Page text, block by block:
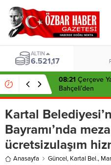
islami
chat
omegla
türk
sohbet
sohbet
dini
chat
ALTIN
6.521,17
08:21 Çerçeve
Bahçeli’den
Kartal
Bayramı’nda
ücretsizulaşım
Anasayfa Güncel, Kartal Bel.,